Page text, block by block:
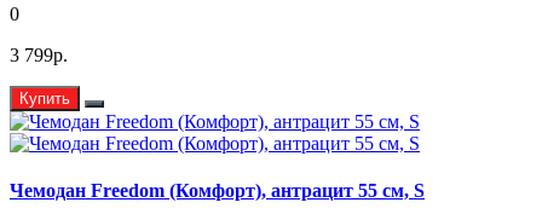
0
3 799р.
Купить
Чемодан Freedom (Комфорт), антрацит 55 см, S